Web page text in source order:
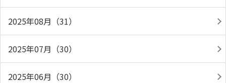
2025年08月（31）
2025年07月（30）
2025年06月（30）